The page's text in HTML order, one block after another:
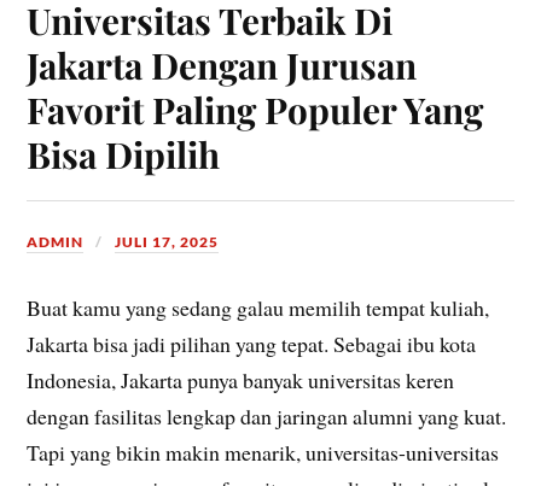
Universitas Terbaik Di
Jakarta Dengan Jurusan
Favorit Paling Populer Yang
Bisa Dipilih
ADMIN JULI 17, 2025
Buat kamu yang sedang galau memilih tempat kuliah,
Jakarta bisa jadi pilihan yang tepat. Sebagai ibu kota
Indonesia, Jakarta punya banyak universitas keren
dengan fasilitas lengkap dan jaringan alumni yang kuat.
Tapi yang bikin makin menarik, universitas-universitas